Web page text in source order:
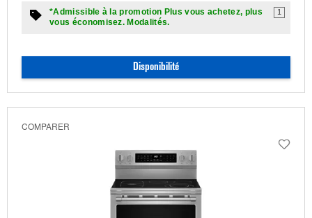
*Admissible à la promotion Plus vous achetez, plus
vous économisez. Modalités.
1
Disponibilité
COMPARER